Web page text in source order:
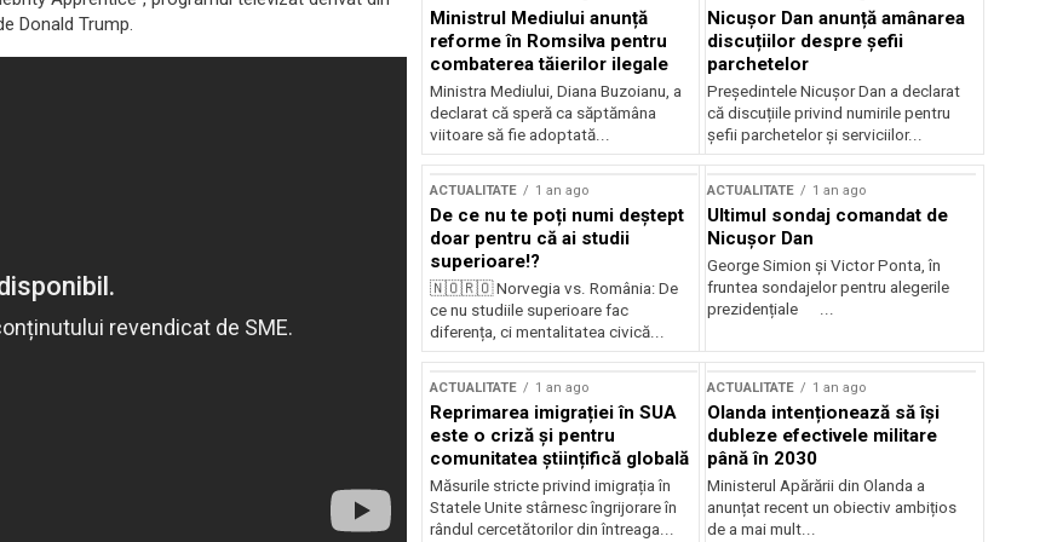
Donald Trump.
Ministrul Mediului anunță
reforme în Romsilva pentru
combaterea tăierilor ilegale
Ministra Mediului, Diana Buzoianu, a
declarat că speră ca săptămâna
viitoare să fie adoptată...
Nicușor Dan anunță amânarea
discuțiilor despre șefii
parchetelor
Președintele Nicușor Dan a declarat
că discuțiile privind numirile pentru
șefii parchetelor și serviciilor...
ACTUALITATE 1 an ago
De ce nu te poți numi deștept
doar pentru că ai studii
superioare!?
🇳🇴🇷🇴 Norvegia vs. România: De
ce nu studiile superioare fac
diferența, ci mentalitatea civică...
ACTUALITATE 1 an ago
Ultimul sondaj comandat de
Nicușor Dan
George Simion și Victor Ponta, în
fruntea sondajelor pentru alegerile
prezidențiale ...
ACTUALITATE 1 an ago
Reprimarea imigrației în SUA
este o criză și pentru
comunitatea științifică globală
Măsurile stricte privind imigrația în
Statele Unite stârnesc îngrijorare în
rândul cercetătorilor din întreaga...
ACTUALITATE 1 an ago
Olanda intenționează să își
dubleze efectivele militare
până în 2030
Ministerul Apărării din Olanda a
anunțat recent un obiectiv ambițios
de a mai mult...